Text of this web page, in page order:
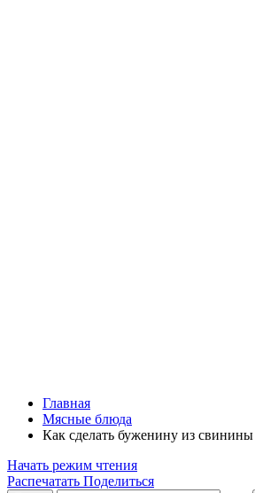
Главная
Мясные блюда
Как сделать буженину из свинины
Начать режим чтения
Распечатать Поделиться